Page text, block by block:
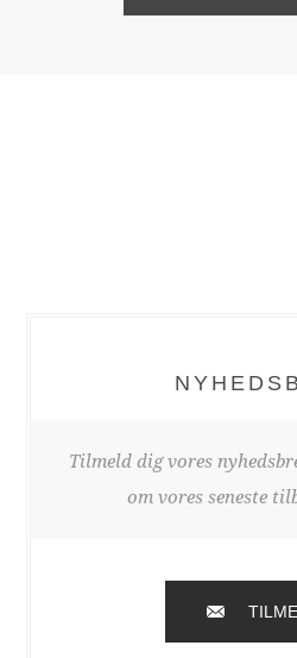
Tilmeld dig vores
om vores seneste